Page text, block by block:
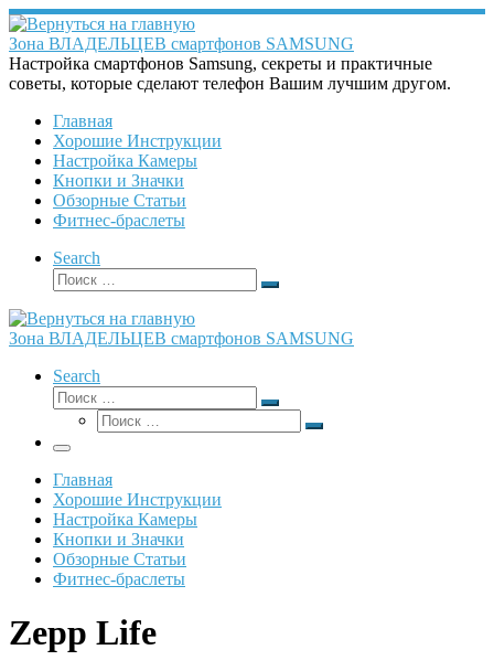
Перейти
к
содержимому
Зона ВЛАДЕЛЬЦЕВ смартфонов SAMSUNG
Настройка смартфонов Samsung, секреты и практичные
советы, которые сделают телефон Вашим лучшим другом.
Главная
Хорошие Инструкции
Настройка Камеры
Кнопки и Значки
Обзорные Статьи
Фитнес-браслеты
Search
Поиск
Поиск
Зона ВЛАДЕЛЬЦЕВ смартфонов SAMSUNG
Search
Поиск
Поиск
Поиск
Поиск
Меню
Главная
Хорошие Инструкции
Настройка Камеры
Кнопки и Значки
Обзорные Статьи
Фитнес-браслеты
Zepp Life